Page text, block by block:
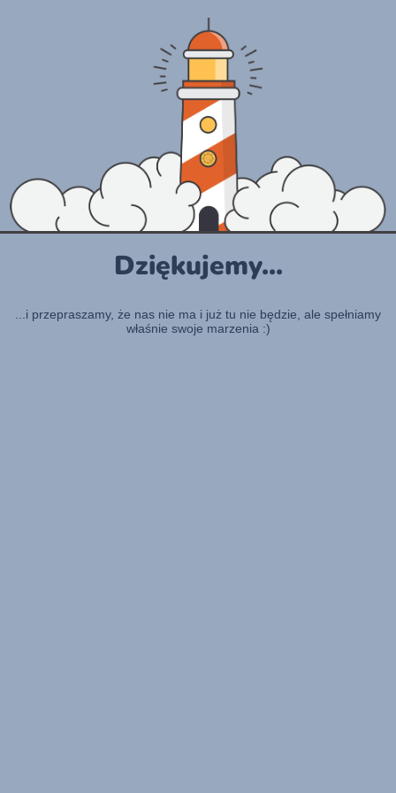
Dziękujemy...
...i przepraszamy, że nas nie ma i już tu nie będzie, ale spełniamy
właśnie swoje marzenia :)